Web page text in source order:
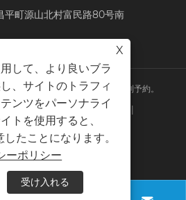
平町源山北村富民路80号南
築装飾材料有限公司すべての権利予約。
RSS | XML | プライバシーポリシー
X
して、より良いブラ
、サイトのトラフィ
ンツをパーソナライ
トを使用すると、
たことになります。
ーポリシー
受け入れる